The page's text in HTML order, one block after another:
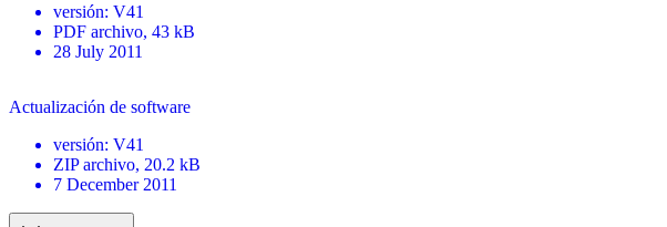
versión: V41
PDF archivo, 43 kB
28 July 2011
Actualización de software
versión: V41
ZIP archivo, 20.2 kB
7 December 2011